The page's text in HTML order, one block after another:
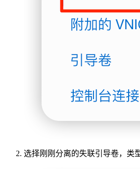
选择刚刚分离的失联引导卷，类